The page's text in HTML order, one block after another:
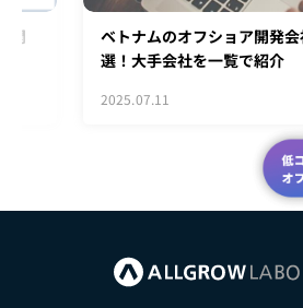
開
ベトナムのオフショア開発
選！大手会社を一覧で紹介
2025.07.11